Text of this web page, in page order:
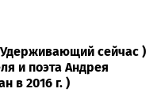
сейчас )
и поэта Андрея
в 2016 г. )